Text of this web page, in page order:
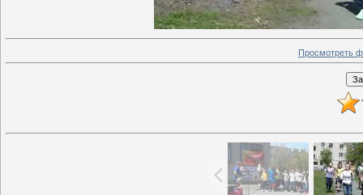
Просмотреть